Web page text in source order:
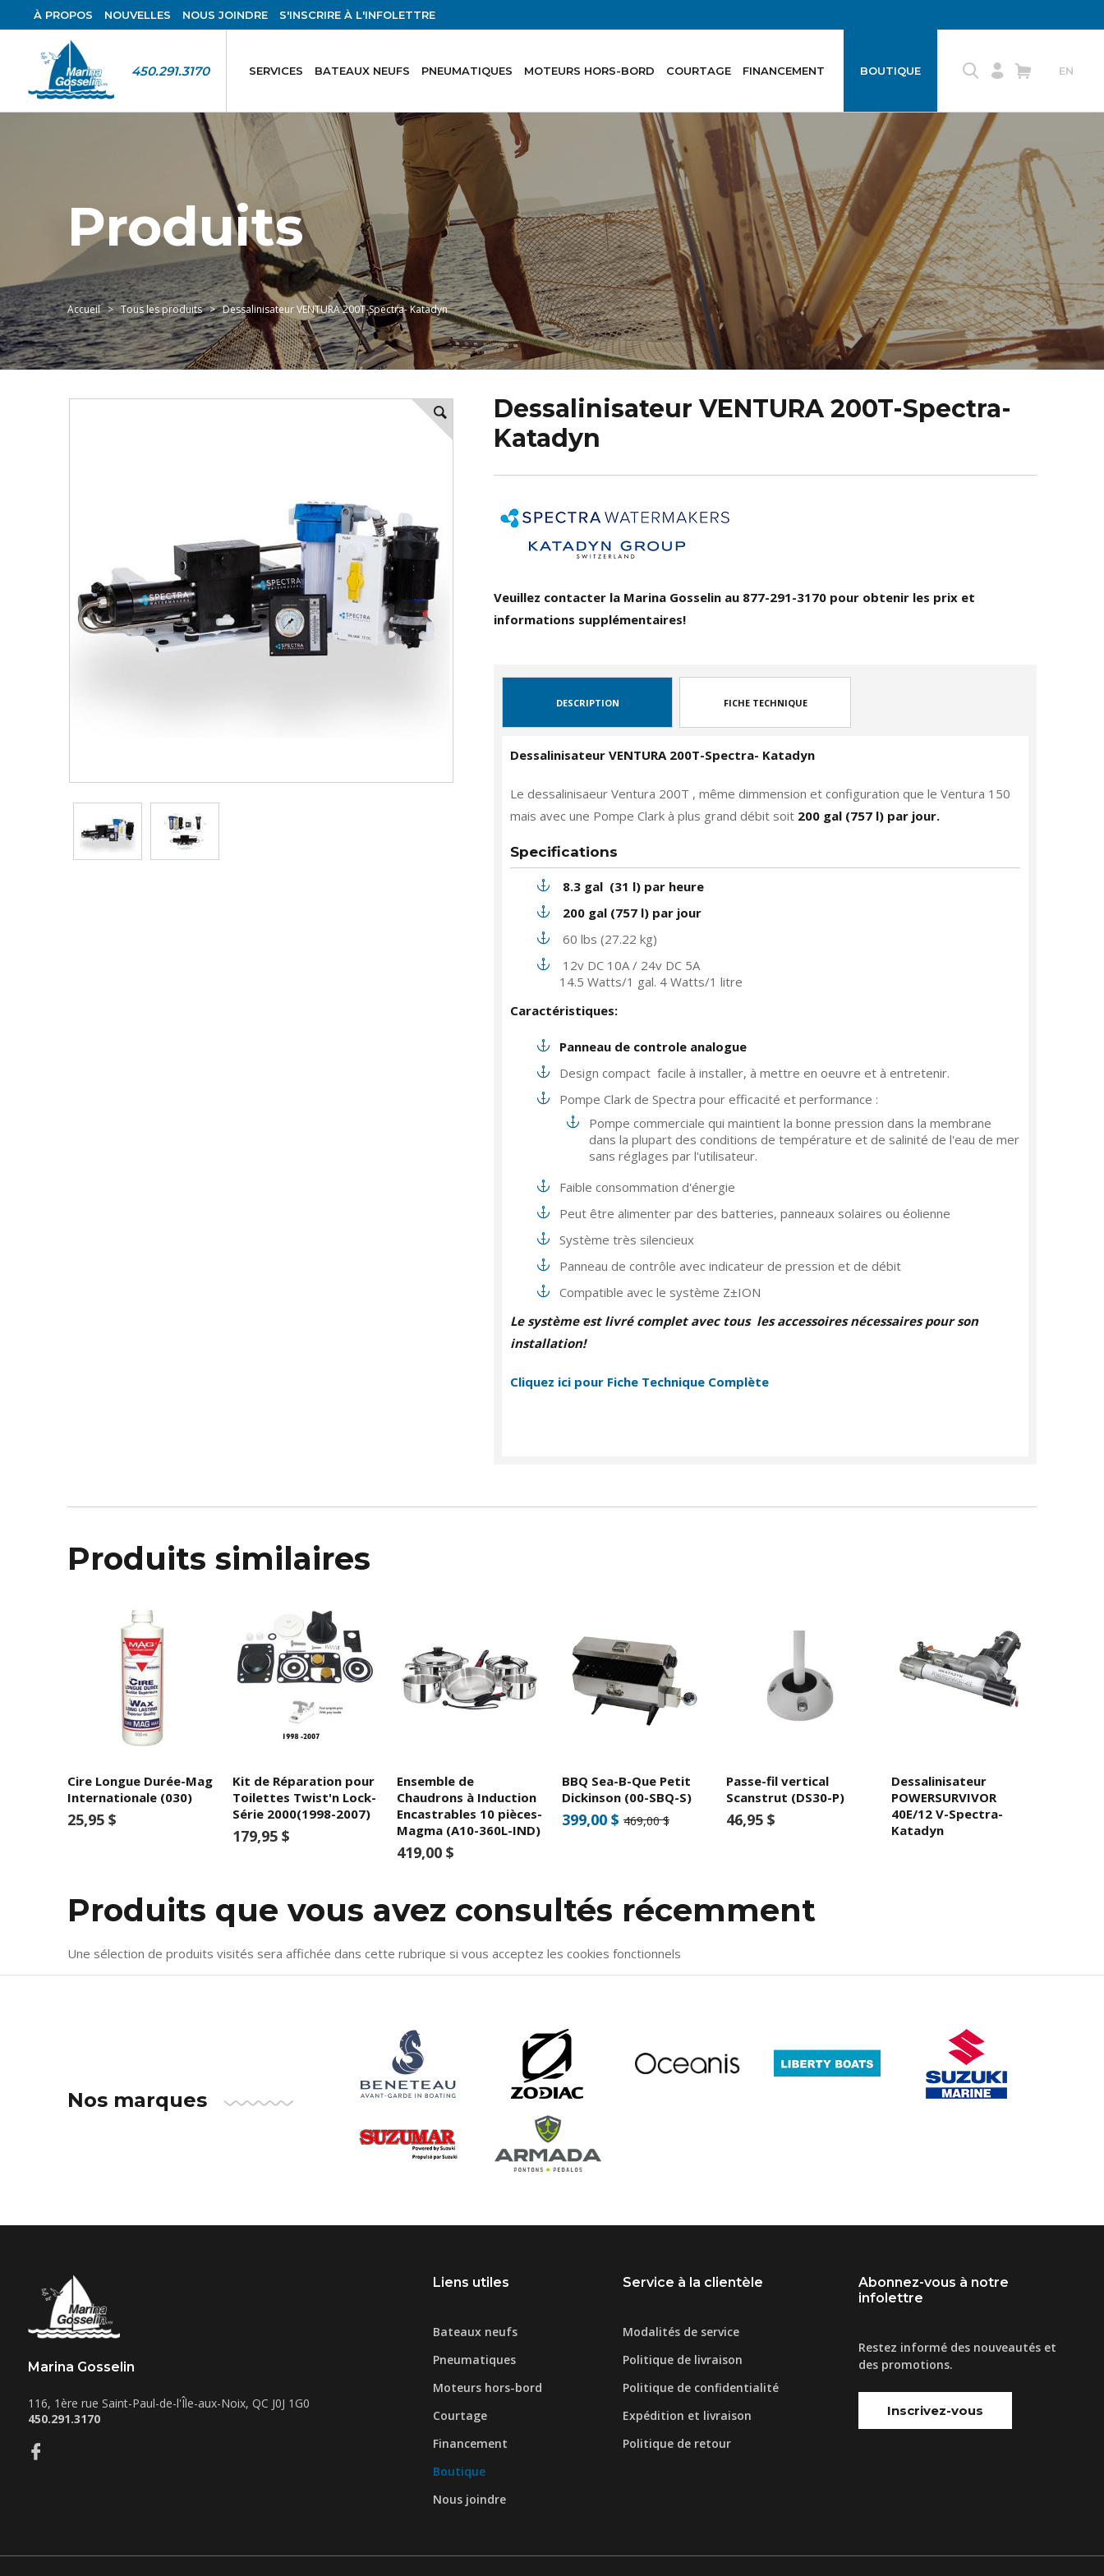
À PROPOS NOUVELLES NOUS JOINDRE S'INSCRIRE À L'INFOLETTRE
450.291.3170 SERVICES BATEAUX NEUFS PNEUMATIQUES MOTEURS HORS-BORD COURTAGE FINANCEMENT BOUTIQUE EN
Produits
Accueil Tous les produits Dessalinisateur VENTURA 200T-Spectra- Katadyn
Dessalinisateur VENTURA 200T-Spectra-
Katadyn
Veuillez contacter la Marina Gosselin au 877-291-3170 pour obtenir les prix et
informations supplémentaires!
DESCRIPTION FICHE TECHNIQUE
Dessalinisateur VENTURA 200T-Spectra- Katadyn
Le dessalinisaeur Ventura 200T , même dimmension et configuration que le Ventura 150
mais avec une Pompe Clark à plus grand débit soit 200 gal (757 l) par jour.
Specifications
8.3 gal (31 l) par heure
200 gal (757 l) par jour
60 lbs (27.22 kg)
12v DC 10A / 24v DC 5A
14.5 Watts/1 gal. 4 Watts/1 litre
Caractéristiques:
Panneau de controle analogue
Design compact facile à installer, à mettre en oeuvre et à entretenir.
Pompe Clark de Spectra pour efficacité et performance :
Pompe commerciale qui maintient la bonne pression dans la membrane
dans la plupart des conditions de température et de salinité de l'eau de mer
sans réglages par l'utilisateur.
Faible consommation d'énergie
Peut être alimenter par des batteries, panneaux solaires ou éolienne
Système très silencieux
Panneau de contrôle avec indicateur de pression et de débit
Compatible avec le système Z±ION
Le système est livré complet avec tous les accessoires nécessaires pour son
installation!
Cliquez ici pour Fiche Technique Complète
Produits similaires
Cire Longue Durée-Mag
Internationale (030)
25,95 $
Kit de Réparation pour
Toilettes Twist'n Lock-
Série 2000(1998-2007)
179,95 $
Ensemble de
Chaudrons à Induction
Encastrables 10 pièces-
Magma (A10-360L-IND)
419,00 $
BBQ Sea-B-Que Petit
Dickinson (00-SBQ-S)
399,00 $ 469,00 $
Passe-fil vertical
Scanstrut (DS30-P)
46,95 $
Dessalinisateur
POWERSURVIVOR
40E/12 V-Spectra-
Katadyn
Produits que vous avez consultés récemment
Une sélection de produits visités sera affichée dans cette rubrique si vous acceptez les cookies fonctionnels
Nos marques
Marina Gosselin
116, 1ère rue Saint-Paul-de-l'Île-aux-Noix, QC J0J 1G0
450.291.3170
Liens utiles
Bateaux neufs
Pneumatiques
Moteurs hors-bord
Courtage
Financement
Boutique
Nous joindre
Service à la clientèle
Modalités de service
Politique de livraison
Politique de confidentialité
Expédition et livraison
Politique de retour
Abonnez-vous à notre
infolettre
Restez informé des nouveautés et
des promotions.
Inscrivez-vous